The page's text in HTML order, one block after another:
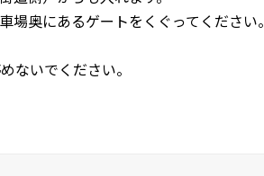
奥にあるゲートをくぐってください。
ないでください。